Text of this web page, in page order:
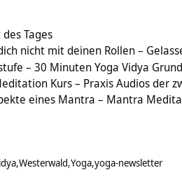
Tages
nicht mit deinen Rollen –
– 30 Minuten Yoga Vidya
Kurs – Praxis Audios der
eines Mantra – Mantra
Westerwald Yoga yoga-newsletter